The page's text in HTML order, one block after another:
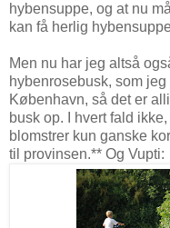
hybensuppe, og at nu
kan få herlig
Men nu har jeg altså
hybenrosebusk, som
København, så det er
busk op. I hvert fald
blomstrer kun ganske
til provinsen.** Og Vupti: